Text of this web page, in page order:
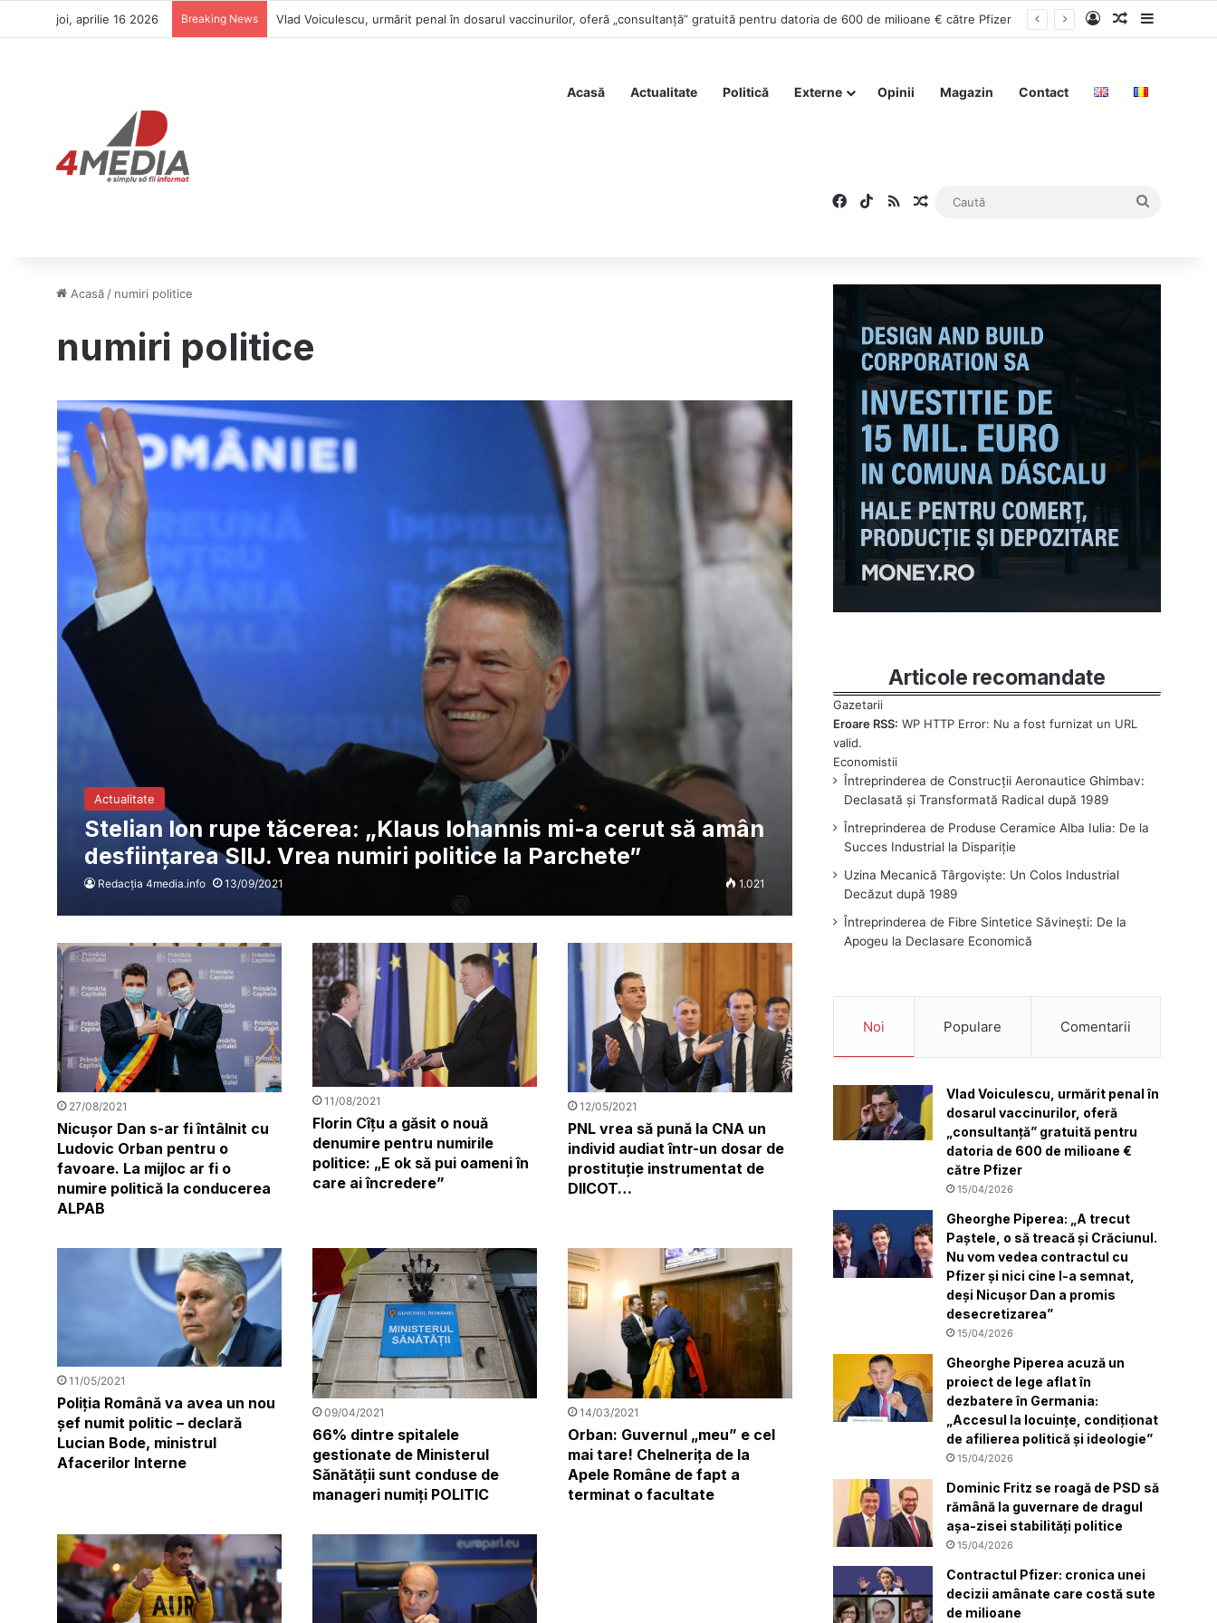
joi, aprilie 16 2026 Breaking News Vlad Voiculescu, urmărit penal în dosarul vaccinurilor, oferă „consultanță” gratuită pentru datoria de 600 de milioane € către Pfizer Log InArticolSidebar
Acasă Actualitate Politică Externe Opinii Magazin Contact
Facebook
TikTok
RSSArticol aleatoriu
Acasă / numiri politice
numiri politice
Actualitate
Stelian Ion rupe tăcerea: „Klaus Iohannis mi-a cerut să amân
desfiinţarea SIIJ. Vrea numiri politice la Parchete”
Redacția 4media.info 13/09/2021 1.021
27/08/2021
Nicușor Dan s-ar fi întâlnit cu
Ludovic Orban pentru o
favoare. La mijloc ar fi o
numire politică la conducerea
ALPAB
11/08/2021
Florin Cîțu a găsit o nouă
denumire pentru numirile
politice: „E ok să pui oameni în
care ai încredere”
12/05/2021
PNL vrea să pună la CNA un
individ audiat într-un dosar de
prostituție instrumentat de
DIICOT…
11/05/2021
Poliția Română va avea un nou
șef numit politic – declară
Lucian Bode, ministrul
Afacerilor Interne
09/04/2021
66% dintre spitalele
gestionate de Ministerul
Sănătăţii sunt conduse de
manageri numiţi POLITIC
14/03/2021
Orban: Guvernul „meu” e cel
mai tare! Chelnerița de la
Apele Române de fapt a
terminat o facultate
Articole recomandate
Eroare RSS: WP HTTP Error: Nu a fost furnizat un URL
valid.
Întreprinderea de Construcții Aeronautice Ghimbav:
Declasată și Transformată Radical după 1989
Întreprinderea de Produse Ceramice Alba Iulia: De la
Succes Industrial la Dispariție
Uzina Mecanică Târgoviște: Un Colos Industrial
Decăzut după 1989
Întreprinderea de Fibre Sintetice Săvinești: De la
Apogeu la Declasare Economică
Noi Populare Comentarii
Vlad Voiculescu, urmărit penal în
dosarul vaccinurilor, oferă
„consultanță” gratuită pentru
datoria de 600 de milioane €
către Pfizer
15/04/2026
Gheorghe Piperea: „A trecut
Paștele, o să treacă și Crăciunul.
Nu vom vedea contractul cu
Pfizer și nici cine l-a semnat,
deși Nicușor Dan a promis
desecretizarea”
15/04/2026
Gheorghe Piperea acuză un
proiect de lege aflat în
dezbatere în Germania:
„Accesul la locuințe, condiționat
de afilierea politică și ideologie”
15/04/2026
Dominic Fritz se roagă de PSD să
rămână la guvernare de dragul
așa-zisei stabilități politice
15/04/2026
Contractul Pfizer: cronica unei
decizii amânate care costă sute
de milioane